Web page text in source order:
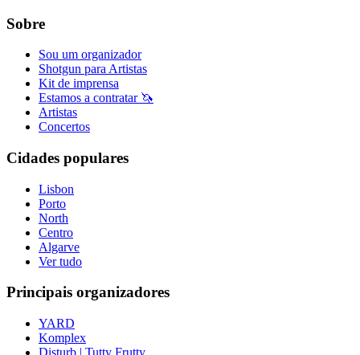
Sobre
Sou um organizador
Shotgun para Artistas
Kit de imprensa
Estamos a contratar 🦄
Artistas
Concertos
Cidades populares
Lisbon
Porto
North
Centro
Algarve
Ver tudo
Principais organizadores
YARD
Komplex